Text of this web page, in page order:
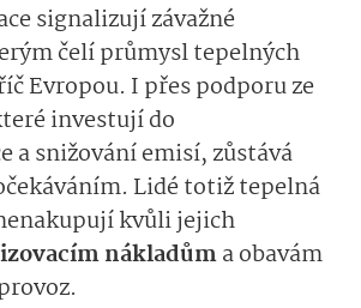
signalizují závažné
čelí průmysl tepelných
Evropou. I přes podporu ze
investují do
a snižování emisí, zůstává
Lidé totiž tepelná
kvůli jejich
nákladůma obavám